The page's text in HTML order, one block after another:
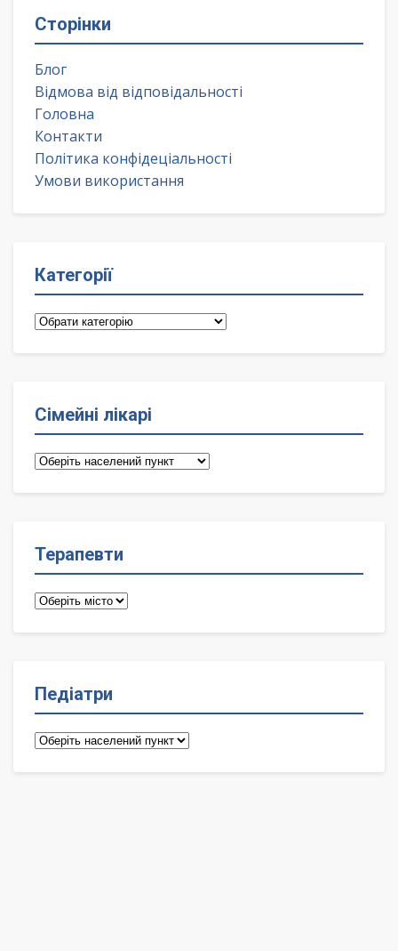
Сторінки
Блог
Відмова від відповідальності
Головна
Контакти
Політика конфідеціальності
Умови використання
Категорії
Категорії
Сімейні лікарі
Сімейні
Терапевти
Терапевти
Педіатри
Педіатри